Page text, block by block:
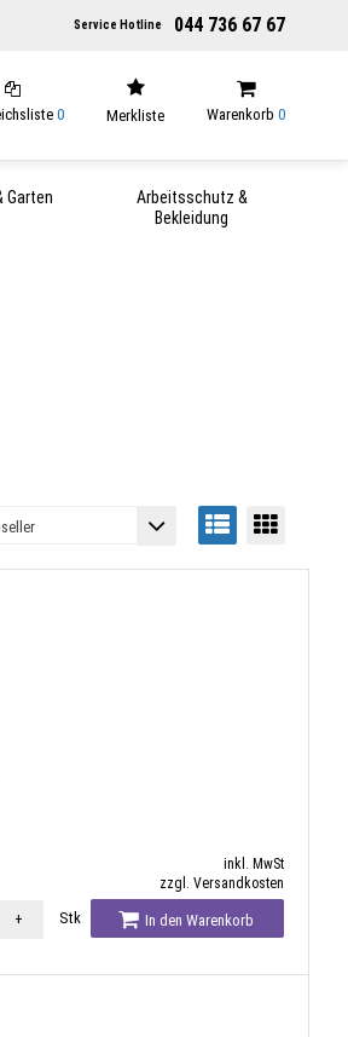
Service Hotline 044 736 67 67
0 Merkliste Warenkorb 0
Garten
Arbeitsschutz &
Bekleidung
inkl. MwSt
zzgl. Versandkosten
+ Stk In den Warenkorb